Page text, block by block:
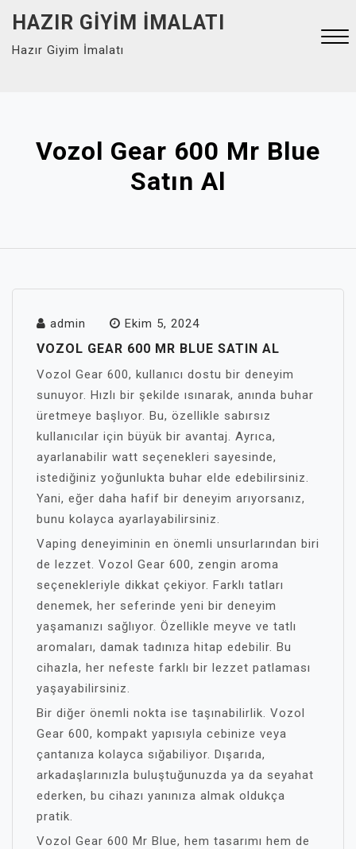
content
HAZIR GIYIM İMALATI
Hazır Giyim İmalatı
Vozol Gear 600 Mr Blue
Satın Al
admin Ekim 5, 2024
VOZOL GEAR 600 MR BLUE SATIN AL
Vozol Gear 600, kullanıcı dostu bir deneyim
sunuyor. Hızlı bir şekilde ısınarak, anında buhar
üretmeye başlıyor. Bu, özellikle sabırsız
kullanıcılar için büyük bir avantaj. Ayrıca,
ayarlanabilir watt seçenekleri sayesinde,
istediğiniz yoğunlukta buhar elde edebilirsiniz.
Yani, eğer daha hafif bir deneyim arıyorsanız,
bunu kolayca ayarlayabilirsiniz.
Vaping deneyiminin en önemli unsurlarından biri
de lezzet. Vozol Gear 600, zengin aroma
seçenekleriyle dikkat çekiyor. Farklı tatları
denemek, her seferinde yeni bir deneyim
yaşamanızı sağlıyor. Özellikle meyve ve tatlı
aromaları, damak tadınıza hitap edebilir. Bu
cihazla, her nefeste farklı bir lezzet patlaması
yaşayabilirsiniz.
Bir diğer önemli nokta ise taşınabilirlik. Vozol
Gear 600, kompakt yapısıyla cebinize veya
çantanıza kolayca sığabiliyor. Dışarıda,
arkadaşlarınızla buluştuğunuzda ya da seyahat
ederken, bu cihazı yanınıza almak oldukça
pratik.
Vozol Gear 600 Mr Blue, hem tasarımı hem de